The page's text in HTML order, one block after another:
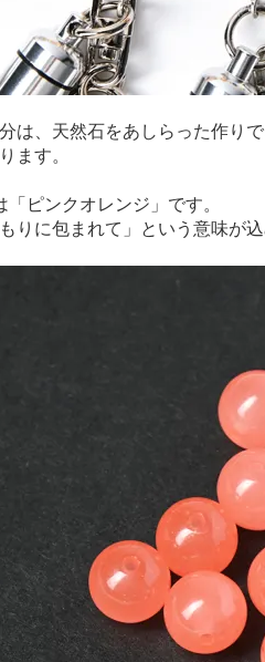
は、天然石をあしらった作り
ます。
ピンクオレンジ」です。
りに包まれて」という意味が